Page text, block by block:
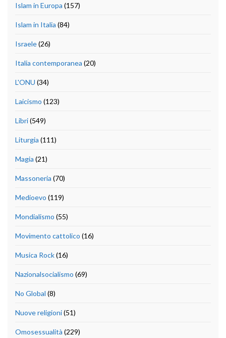
Islam in Europa (157)
Islam in Italia (84)
Israele(26)
Italia contemporanea (20)
L'ONU (34)
Laicismo (123)
Libri(549)
Liturgia (111)
Magia (21)
Massoneria (70)
Medioevo (119)
Mondialismo (55)
Movimento cattolico (16)
Musica Rock(16)
Nazionalsocialismo (69)
No Global (8)
Nuove religioni(51)
Omosessualità (229)